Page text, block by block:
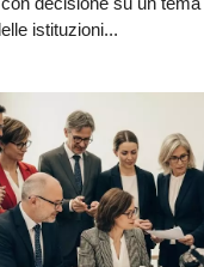
istituzioni...